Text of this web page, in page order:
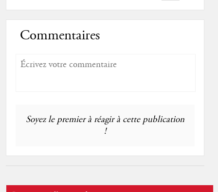
Commentaires
Soyez le premier à réagir à cette publication
!